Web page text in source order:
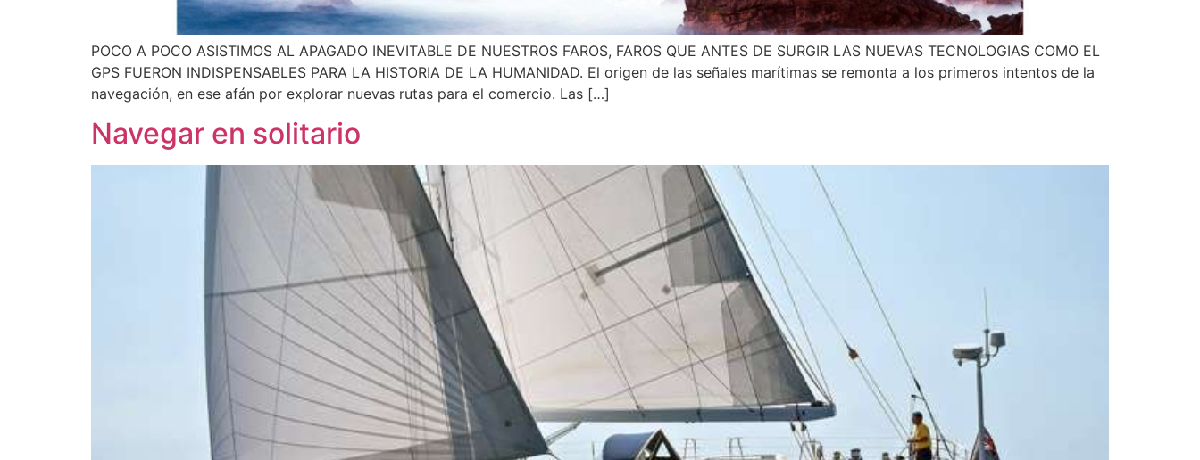
POCO A POCO ASISTIMOS AL APAGADO INEVITABLE DE NUESTROS FAROS, FAROS QUE ANTES DE SURGIR LAS NUEVAS TECNOLOGIAS COMO EL
GPS FUERON INDISPENSABLES PARA LA HISTORIA DE LA HUMANIDAD. El origen de las señales marítimas se remonta a los primeros intentos de la
navegación, en ese afán por explorar nuevas rutas para el comercio. Las […]
Navegar en solitario